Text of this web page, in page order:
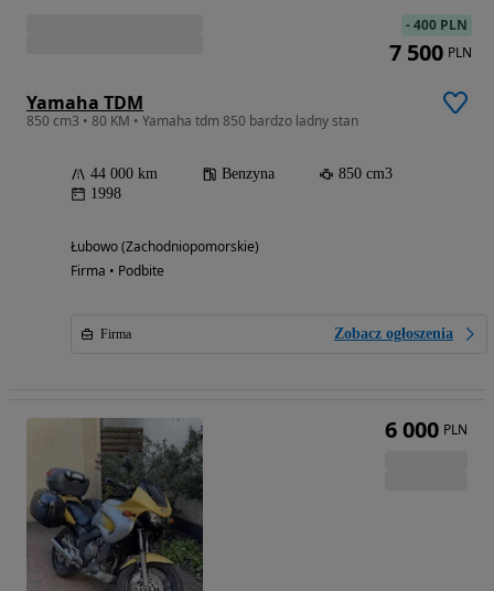
Yamaha TDM
850 cm3 • 80 KM • Yamaha tdm 850 bardzo ladny stan
44 000 km Benzyna
850 cm3
1998
Łubowo (Zachodniopomorskie)
Firma • Podbite
Firma Zobacz ogłoszenia
-400 PLN
7 500 PLN
6 000 PLN